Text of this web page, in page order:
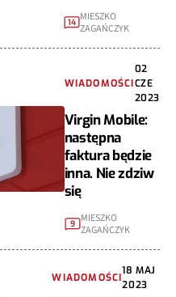
14 MIESZKO
ZAGAŃCZYK
WIADOMOŚCI
02
CZE
2023
Virgin Mobile:
następna
faktura będzie
inna. Nie zdziw
się
9 MIESZKO
ZAGAŃCZYK
WIADOMOŚCI
18 MAJ
2023